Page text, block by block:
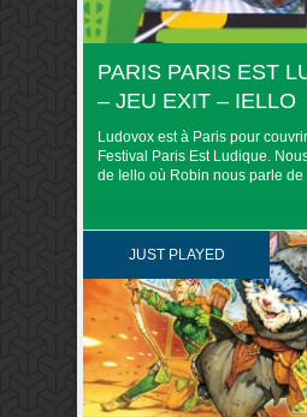
PARIS PARIS EST
– JEU EXIT – IELLO
Ludovox est à Paris pour
Festival Paris Est Ludique.
de Iello où Robin nous parle de
JUST PLAYED